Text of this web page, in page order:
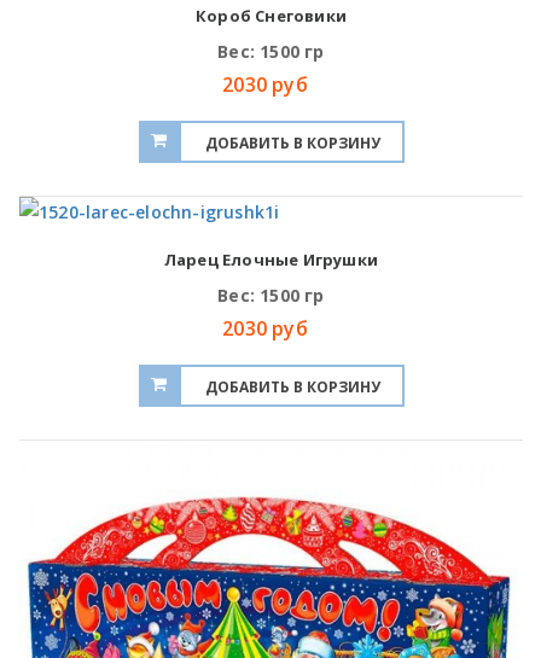
Короб Снеговики
Вес: 1500 гр
2030 руб
Ларец Елочные Игрушки
Вес: 1500 гр
2030 руб